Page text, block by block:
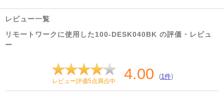
レビュー一覧
リモートワークに使用した100-DESK040BK の評価・レビュ
ー
レビュー評価5点満点中 4.00 (1件)